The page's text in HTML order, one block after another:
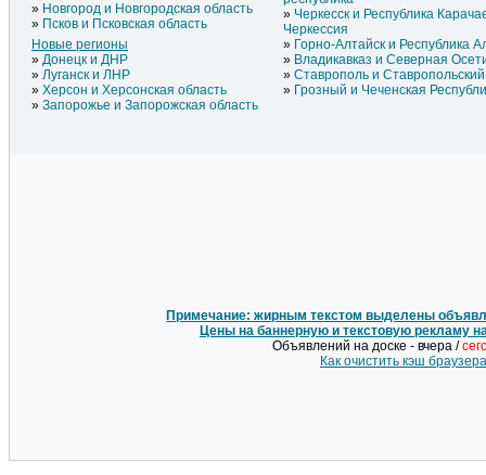
Новгород и Новгородская область
Псков и Псковская область
Новые регионы
Донецк и ДНР
Луганск и ЛНР
Херсон и Херсонская область
Запорожье и Запорожская область
Черкесск и Республика
Черкессия
Горно-Алтайск и Республика
Владикавказ и Северная
Ставрополь и
Грозный и Чеченская
Примечание: жирным текстом выделены
Цены на баннерную и текстовую рекламу
Объявлений на доске - вчера /
Как очистить кэш